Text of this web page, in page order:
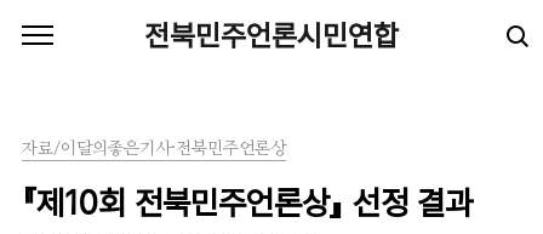
전북민주언론시민연합
자료/이달의좋은기사·전북민주언론상
『제10회 전북민주언론상』 선정 결과